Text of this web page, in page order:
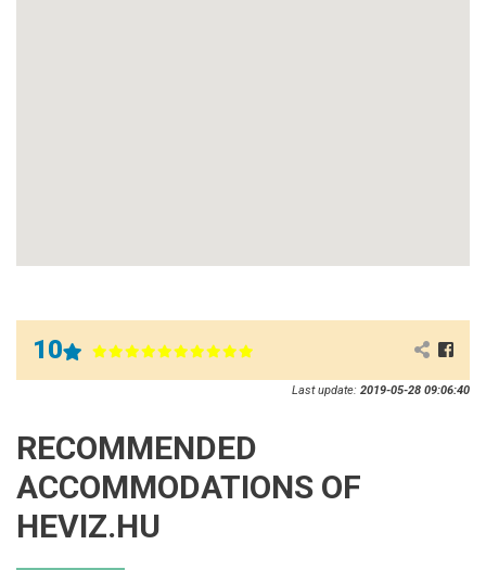
10
Last update: 2019-05-28 09:06:40
RECOMMENDED
ACCOMMODATIONS OF
HEVIZ.HU